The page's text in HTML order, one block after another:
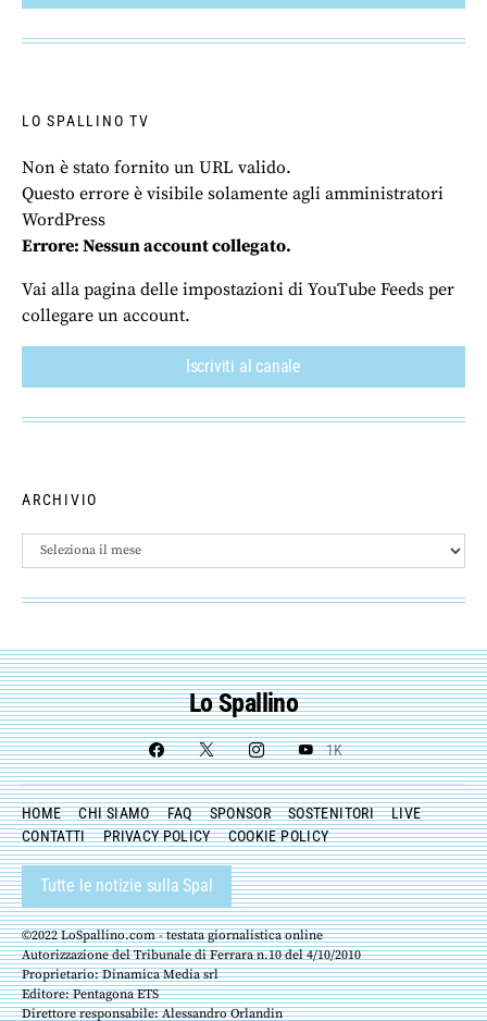
LO SPALLINO TV
Non è stato fornito un URL valido.
Questo errore è visibile solamente agli amministratori
WordPress
Errore: Nessun account collegato.
Vai alla pagina delle impostazioni di YouTube Feeds per
collegare un account.
Iscriviti al canale
ARCHIVIO
Archivio
Lo Spallino
1K
HOME CHI SIAMO FAQ SPONSOR SOSTENITORI
LIVE
CONTATTI
PRIVACY POLICY COOKIE POLICY
Tutte le notizie sulla Spal
©2022 LoSpallino.com - testata giornalistica online
Autorizzazione del Tribunale di Ferrara n.10 del 4/10/2010
Proprietario: Dinamica Media srl
Editore: Pentagona ETS
Direttore responsabile: Alessandro Orlandin